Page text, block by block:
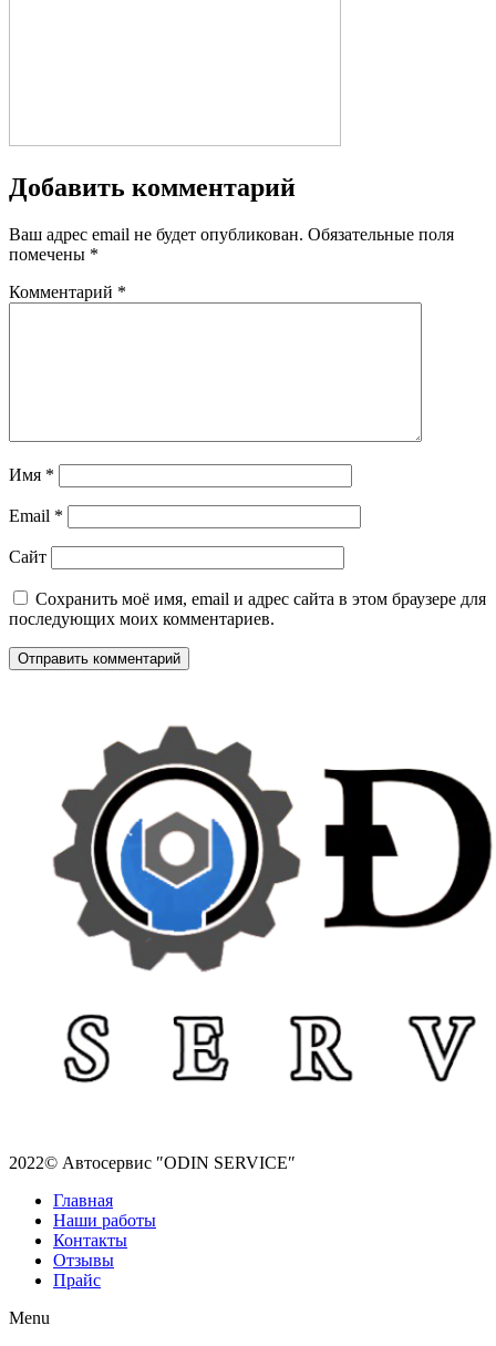
Добавить комментарий
Ваш адрес email не будет опубликован. Обязательные поля
помечены *
Комментарий *
Имя *
Email *
Сайт
Сохранить моё имя, email и адрес сайта в этом браузере для
последующих моих комментариев.
2022© Автосервис ″ODIN SERVICE″
Главная
Наши работы
Контакты
Отзывы
Прайс
Menu